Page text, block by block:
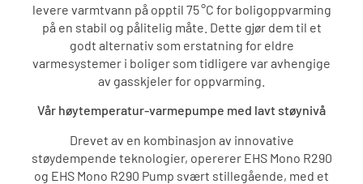
levere varmtvann på opptil 75 °C for boligoppvarming
på en stabil og pålitelig måte. Dette gjør dem til et
godt alternativ som erstatning for eldre
varmesystemer i boliger som tidligere var avhengige
av gasskjeler for oppvarming.
Vår høytemperatur-varmepumpe med lavt støynivå
Drevet av en kombinasjon av innovative
støydempende teknologier, opererer EHS Mono R290
og EHS Mono R290 Pump svært stillegående, med et